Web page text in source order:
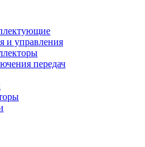
и управления
передач